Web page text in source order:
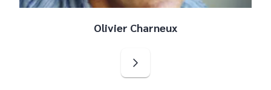
Olivier Charneux